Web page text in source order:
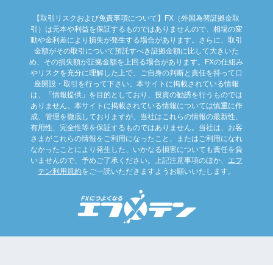
【取引リスクおよび免責事項について】FX（外国為替証拠金取
引）は元本や利益を保証するものではありませんので、相場の変
動や金利差により損失が発生する場合があります。さらに、取引
金額がその取引について預託すべき証拠金額に比して大きいた
め、その損失額が証拠金額を上回る場合があります。FXの仕組み
やリスクを充分に理解した上で、ご自身の判断と責任を持って口
座開設・取引を行って下さい。本サイトに掲載されている情報
は、「情報提供」を目的としており、投資の勧誘を行うものでは
ありません。本サイトに掲載されている情報については慎重に作
成、管理を徹底しておりますが、当社はこれらの情報の最新性、
有用性、完全性等を保証するものではありません。当社は、お客
さまがこれらの情報をご利用になったこと、またはご利用になれ
なかったことにより発生した、いかなる損害についても責任を負
いませんので、予めご了承ください。上記注意事項のほか、 エフ
テン利用規約をご一読いただきますようお願いいたします。